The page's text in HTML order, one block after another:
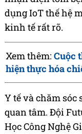
dụng IoT thế hệ
kinh tế rất rõ.
Xem thêm: Cuộc
hiện thực hóa
Y tế và chăm
quan tâm. Đội
Học Công Nghệ